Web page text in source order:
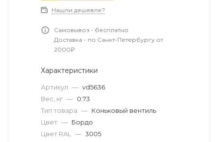
Нашли дешевле?
Самовывоз - бесплатно
Доставка - по Санкт-Петербургу от
2000₽
Характеристики
Артикул — vd5636
Вес, кг — 0.73
Тип товара — Коньковый вентиль
Цвет — Бордо
Цвет RAL
— 3005